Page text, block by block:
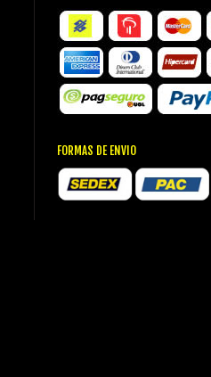
FORMAS DE ENVIO